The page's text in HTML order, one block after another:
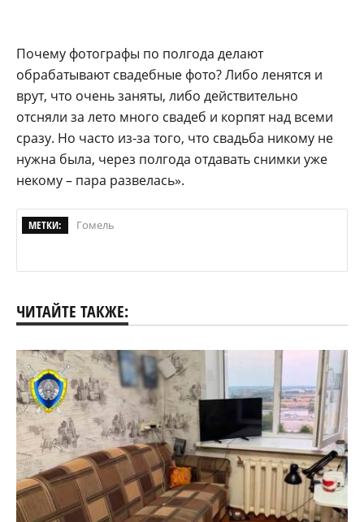
Почему фотографы по полгода делают
обрабатывают свадебные фото? Либо ленятся и
врут, что очень заняты, либо действительно
отсняли за лето много свадеб и корпят над всеми
сразу. Но часто из-за того, что свадьба никому не
нужна была, через полгода отдавать снимки уже
некому – пара развелась».
МЕТКИ: Гомель
ЧИТАЙТЕ ТАКЖЕ: